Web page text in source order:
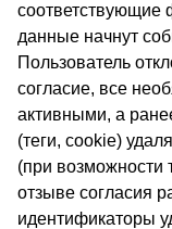
соответствующие
данные начнут
Пользователь
согласие, все
активными, а
(теги, cookie)
(при возможности
отзыве согласия
идентификаторы